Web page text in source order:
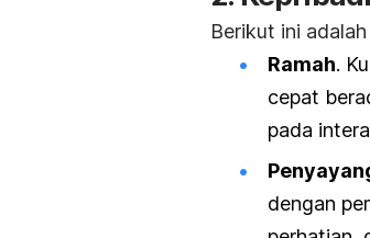
Berikut ini
Ramah.
cepat
pada
dengan